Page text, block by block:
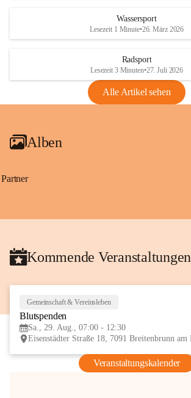
Anhang VBl. EU Nr. 18
1 Seite•1,4 MB
VBl. EU Nr. 18_2026
Wassersport
Lesezeit 1 Minute•26. März 2026
Radsport
Lesezeit 3 Minuten•27. Juli 2026
Alle Artikel sehen
Alben
Partner
Kommende Veranstaltungen
Gemeinschaft & Vereinsleben
Blutspenden
Sa., 29. Aug., 07:00 - 12:30
Veranstaltungskalender